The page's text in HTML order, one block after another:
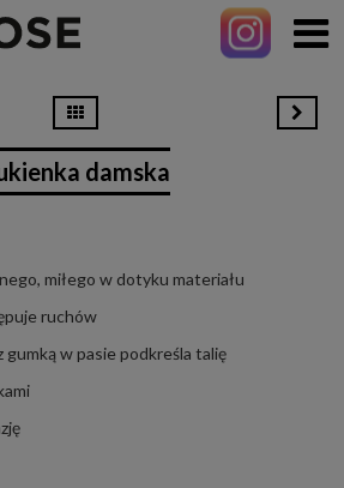
damska
miłego w dotyku materiału
ruchów
gumką w pasie podkreśla talię